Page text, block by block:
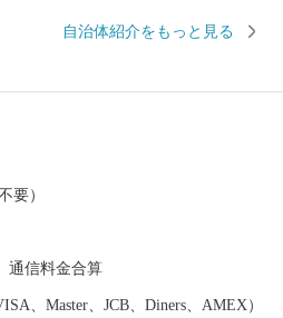
記念物であり、全国の桜百選に指
療費無料化や多子世帯の保育料及
保育事業などにより、子育てしや
自治体紹介をもっと見る
要）
通信料金合算
、Master、JCB、Diners、AMEX）